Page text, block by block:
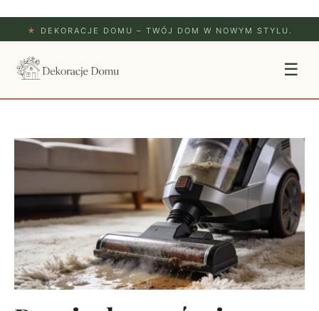
★ DEKORACJE DOMU – TWÓJ DOM W NOWYM STYLU.
☰